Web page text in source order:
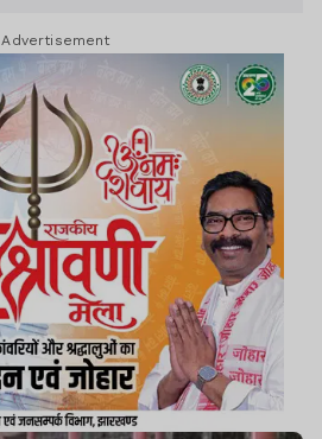
Advertisement